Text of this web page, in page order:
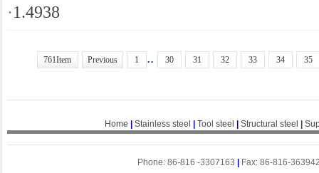
·1.4938
761Item Previous 1 .. 30 31 32 33 34 35
Home Stainless steel Tool steel Structural steel
Phone: 86-816 -3307163
Fax: 86-816-